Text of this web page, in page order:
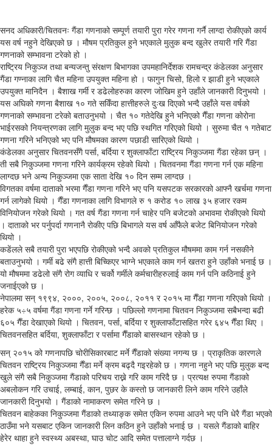
सनद अधिकारी/चितवनः गैंडा गणनाको सम्पूर्ण तयारी पुरा गरेर गणना गर्नै लाग्दा रोकीएको कार्य
यस वर्ष नहुने देखिएको छ । मौषम प्रतिकुल हुने भएकाले मुलुक बन्द खुलेर तयारी गरि गैंडा
गणनाको सम्भावना टरेको हो ।
राष्ट्रिय निकुञ्ज तथा बन्यजन्तु संरक्षण बिभागका उपमहानिर्देशक रामचन्द्र कंडेलका अनुसार
गैंडा गण्नाका लागि चैत महिना उपयुक्त महिना हो । फागुन चिसो, हिलो र झाडी हुने भएकाले
उपयुक्त मानिदैन । बैशाख गर्मी र डढेलोहरुका कारण जोखिम हुने उहाँले जानकारी दिनुभयो ।
यस अघिको गणना बैशाख १० गते सकिँदा हात्तीहरुले दुःख दिएको भन्दै उहाँले यस वर्षको
गणनाको सम्भावना टरेको बताउनुभयो । चैत १० गतेदेखि हुने भनिएको गैँडा गणना कोरोना
भाईरसको नियन्त्रणका लागि मुलुक बन्द भए पछि स्थगित गरिएको थियो । सुरुमा चैत १ गतेबाट
गणना गरिने भनिएको भए पनि मौषमका कारण पछाडी सारिएको थियो ।
कंडेलका अनुसार चितवनसँगै पर्सा, बर्दिया र शुक्लाफाँटा राष्ट्रिय निकुञ्जमा गैंडा रहेका छन् ।
ती सबै निकुञ्जमा गणना गरिने कार्यक्रम रहेको थियो । चितवनमा गैंडा गणना गर्न एक महिना
लाग्दछ भने अन्य निकुञ्जमा एक साता देखि १० दिन सम्म लाग्दछ ।
विगतका वर्षमा दाताको भरमा गैँडा गणना गरिने भए पनि यसपटक सरकारको आफ्नै खर्चमा गणना
गर्न लागेको थियो । गैँडा गणनाका लागि विभागले रु १ करोड १० लाख ३५ हजार रकम
विनियोजन गरेको थियो । गत वर्ष गैंडा गणना गर्न चाहेर पनि बजेटको अभावमा रोकीएको थियो
। दाताको भर पर्नुपर्दा गणनानै रोकीए पछि बिभागले यस वर्ष आँफैले बजेट बिनियोजन गरेको
थियो ।
कडेंलले सबै तयारी पुरा भएपछि रोकीएको भन्दै अवको प्रतिकुल मौषममा काम गर्न नसकीने
बताउनुभयो । गर्मी बढे संगै हात्ती बिच्किएर भाग्ने भएकाले काम गर्न खतरा हुने उहाँको भनाई छ ।
यो मौषममा डढेलो संगै रोग व्याधि र चर्को गर्मीले कर्मचारीहरुलाई काम गर्न पनि कठिनाई हुने
जनाईएको छ ।
नेपालमा सन् १९९४, २०००, २००५, २००८, २०११ र २०१५ मा गैँडा गणना गरिएको थियो ।
हरेक ५÷५ वर्षमा गैंडा गणना गर्ने गरिन्छ । पछिल्लो गणनामा चितवन निकुञ्जमा सबैभन्दा बढी
६०५ गैँडा देखाएको थियो । चितवन, पर्सा, बर्दिया र शुक्लाफाँटासहित गरेर ६४५ गैँडा थिए ।
चितवनसहित बर्दिया, शुक्लाफाँटा र पर्सामा गैँडाको बासस्थान रहेको छ ।
सन् २०१५ को गणनापछि चोरीसिकारबाट मर्ने गैँडाको संख्या नगन्य छ । प्राकृतिक कारणले
चितवन राष्ट्रिय निकुञ्जमा गैँडा मर्ने क्रम बढ्दै गइरहेको छ । गणना नहुने भए पछि मुलुक बन्द
खुले संगै सबै निकुञ्जमा गैंडाको परिचय राख्ने गरि काम गरिदै छ । प्रत्यक्ष रुपमा गैंडाको
अबलोकन गरि उचाई, लम्बाई, कान, पुछर के कस्तो छ जानकारी लिने काम गरिने उहाँले
जानकारी दिनुभयो । गैंडाको नामाकरण समेत गरिने छ ।
चितवन बाहेकका निकुञ्जमा गैंडाको तथ्याङ्क समेत एकिन रुपमा आउने भए पनि धेरै गैंडा भएको
ठाउँमा भने यसबाट एकिन जानकारी लिन कठिन हुने उहाँको भनाई छ । यसले गैंडाको बाहिर
हेरेर थाहा हुने स्वस्थ्य अबस्था, घाउ चोट आदि समेत पत्तालाग्ने गर्दछ ।